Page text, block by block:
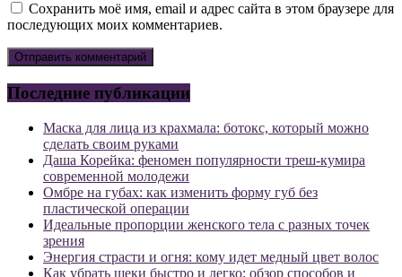
Сохранить моё имя, email и адрес сайта в этом браузере для
последующих моих комментариев.
Последние публикации
Маска для лица из крахмала: ботокс, который можно
сделать своим руками
Даша Корейка: феномен популярности треш-кумира
современной молодежи
Омбре на губах: как изменить форму губ без
пластической операции
Идеальные пропорции женского тела с разных точек
зрения
Энергия страсти и огня: кому идет медный цвет волос
Как убрать щеки быстро и легко: обзор способов и